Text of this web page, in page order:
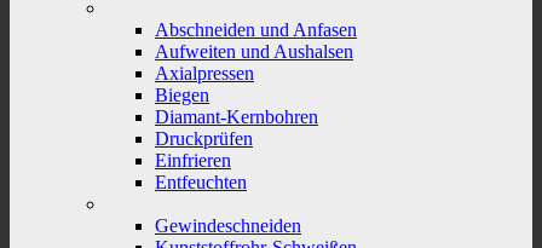
Abschneiden und Anfasen
Aufweiten und Aushalsen
Axialpressen
Biegen
Diamant-Kernbohren
Druckprüfen
Einfrieren
Entfeuchten
Gewindeschneiden